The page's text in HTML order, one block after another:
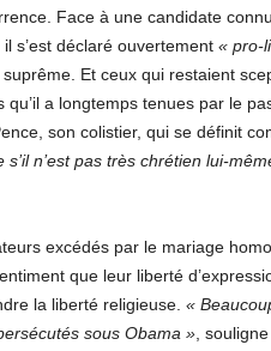
Face à une candidate
s’est déclaré ouvertement « pro-
Et ceux qui restaient
qu’il a longtemps tenues par le
son colistier, qui se définit
n’est pas très chrétien lui-
excédés par le mariage
que leur liberté
la liberté religieuse. «
sous Obama »,